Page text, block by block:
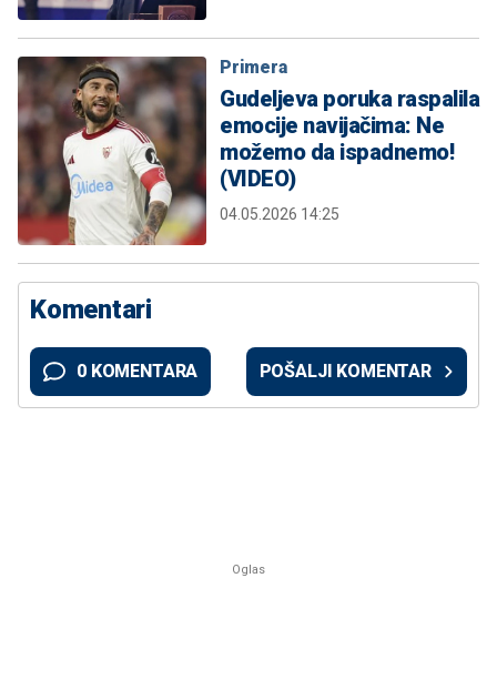
Primera
Gudeljeva poruka raspalila
emocije navijačima: Ne
možemo da ispadnemo!
(VIDEO)
04.05.2026 14:25
Komentari
0 KOMENTARA POŠALJI KOMENTAR